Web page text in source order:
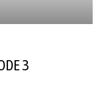
3